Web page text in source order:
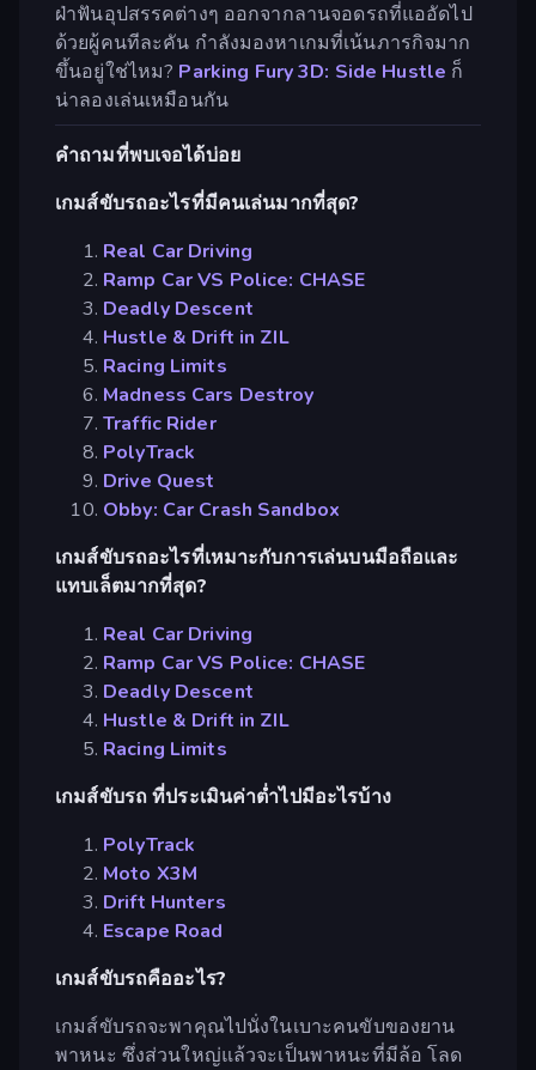
ฝ่าฟันอุปสรรคต่างๆ ออกจากลานจอดรถที่แออัดไป
ด้วยผู้คนทีละคัน กำลังมองหาเกมที่เน้นภารกิจมาก
ขึ้นอยู่ใช่ไหม? Parking Fury 3D: Side Hustle ก็
น่าลองเล่นเหมือนกัน
คำถามที่พบเจอได้บ่อย
เกมส์ขับรถอะไรที่มีคนเล่นมากที่สุด?
Real Car Driving
Ramp Car VS Police: CHASE
Deadly Descent
Hustle & Drift in ZIL
Racing Limits
Madness Cars Destroy
Traffic Rider
PolyTrack
Drive Quest
Obby: Car Crash Sandbox
เกมส์ขับรถอะไรที่เหมาะกับการเล่นบนมือถือและ
แทบเล็ตมากที่สุด?
Real Car Driving
Ramp Car VS Police: CHASE
Deadly Descent
Hustle & Drift in ZIL
Racing Limits
เกมส์ขับรถ ที่ประเมินค่าต่ำไปมีอะไรบ้าง
PolyTrack
Moto X3M
Drift Hunters
Escape Road
เกมส์ขับรถคืออะไร?
เกมส์ขับรถจะพาคุณไปนั่งในเบาะคนขับของยาน
พาหนะ ซึ่งส่วนใหญ่แล้วจะเป็นพาหนะที่มีล้อ โลด